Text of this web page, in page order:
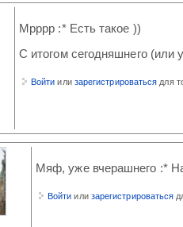
Мрррр :* Есть такое ))
С итогом сегодняшнего (или
Войти или зарегистрироваться для
Мяф, уже вчерашнего :*
Войти или зарегистрироваться